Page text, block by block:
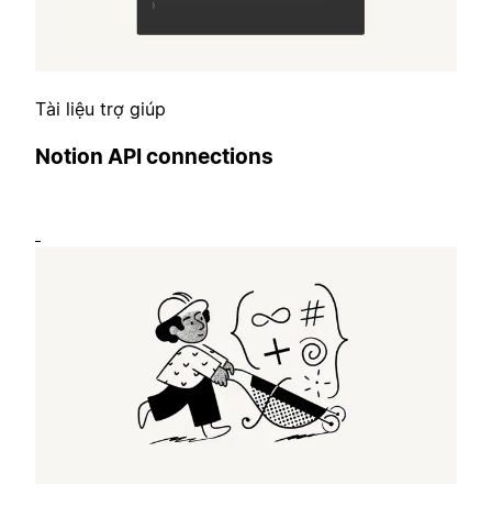
Tài liệu trợ giúp
Notion API connections